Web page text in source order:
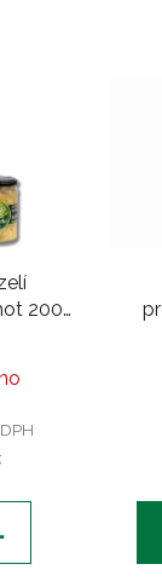
200